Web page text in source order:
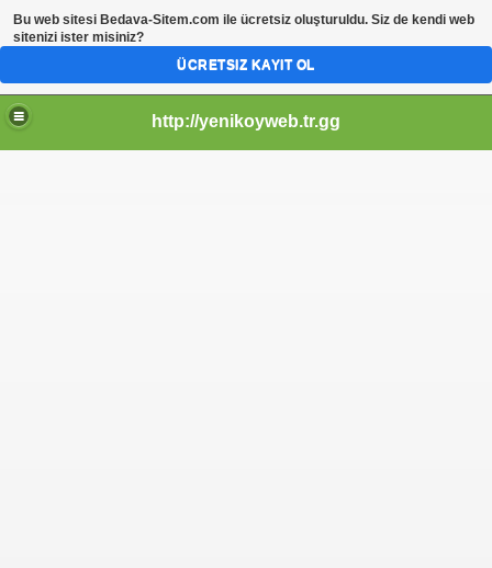
http://yenikoyweb.tr.gg
Bu web sitesi Bedava-Sitem.com ile ücretsiz oluşturuldu. Siz de kendi web
sitenizi ister misiniz?
ÜCRETSIZ KAYIT OL